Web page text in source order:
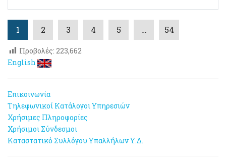
1 2 3 4 5 … 54
Προβολές: 223,662
English
Επικοινωνία
Τηλεφωνικοί Κατάλογοι Υπηρεσιών
Χρήσιμες Πληροφορίες
Χρήσιμοι Σύνδεσμοι
Καταστατικό Συλλόγου Υπαλλήλων Υ.Δ.